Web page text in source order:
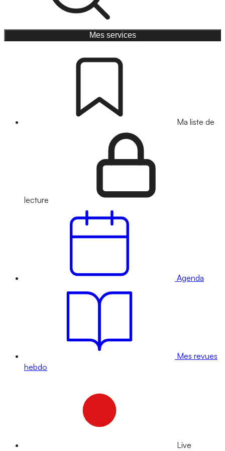
Mes services
Ma liste de
lecture
Agenda
Mes revues
hebdo
Live